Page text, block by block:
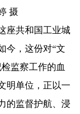
摄
共和国工业城
今，这份对“文
监察工作的血
明单位，正以一
的监督护航、浸